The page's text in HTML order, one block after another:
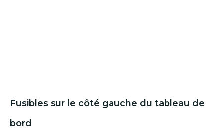
Fusibles sur le côté gauche du tableau de
bord